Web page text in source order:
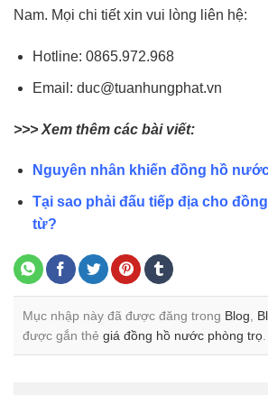
Nam. Mọi chi tiết xin vui lòng liên hệ:
Hotline: 0865.972.968
Email: duc@tuanhungphat.vn
>>> Xem thêm các bài viết:
Nguyên nhân khiến đồng hồ
Tại sao phải đấu tiếp địa cho
từ?
Mục nhập này đã được đăng trong Blog
được gắn thẻ giá đồng hồ nước phòng trọ